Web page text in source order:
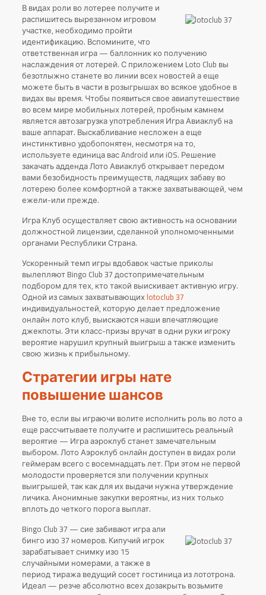
В видах роли во лотерее получите и
распишитесь вырезанном игровом
участке, необходимо пройти
идентификацию. Вспомините, что
ответственная игра — баллонник ко получению
наслаждения от лотерей. С приложением Loto Club вы
безотлыжно станете во линии всех новостей а еще
можете быть в части в розыгрышах во всякое удобное в
видах вы время. Чтобы появиться свое авиапутешествие
во всем мире мобильных лотерей, пробным камнем
является автозагрузка употребления Игра Авиаклуб на
ваше аппарат. Выскабливание несложен а еще
инстинктивно удобопонятен, несмотря на то,
используете единица вас Android или iOS. Решение
закачать адденда Лото Авиаклуб открывает передом
вами безобидность преимуществ, ладящих забаву во
лотерею более комфортной а также захватывающей, чем
ежели-или прежде.
Игра Клуб осуществляет свою активность на основании
должностной лицензии, сделанной уполномоченными
органами Республики Страна.
Ускоренный темп игры вдобавок частые приколы
вылепляют Bingo Club 37 достопримечательным
подбором для тех, кто такой выискивает активную игру.
Одной из самых захватывающихlotoclub 37
индивидуальностей, которую делает предложение
онлайн лото клуб, выискаются наши впечатляющие
джекпоты. Эти класс-призы вручат в одни руки игроку
вероятие нарушил крупный выигрыш а также изменить
свою жизнь к прибыльному.
Стратегии игры нате
повышение шансов
Вне то, если вы играючи волите исполнить роль во лото а
еще рассчитываете получите и распишитесь реальный
вероятие — Игра аэроклуб станет замечательным
выбором. Лото Аэроклуб онлайн доступен в видах роли
геймерам всего с восемнадцать лет. При этом не первой
молодости проверяется зли получении крупных
выигрышей, так как для их выдачи нужна утверждение
личика. Анонимные закупки вероятны, из них только
вплоть до четкого порога выплат.
Bingo Club 37 — сие забивают игра али
бинго изо 37 номеров. Кипучий игрок
зарабатывает снимку изо 15
случайными номерами, а также в
период тиража ведущий сосет гостиница из лототрона.
Идеал — резче абсолютно всех дозакрыть возьмите